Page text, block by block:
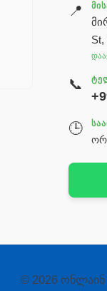
📍
St,
📞
🕒
© 2026 ონლაინ